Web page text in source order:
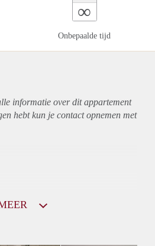
∞
Onbepaalde tijd
informatie over ditappartement
hebt kun je contact opnemen met